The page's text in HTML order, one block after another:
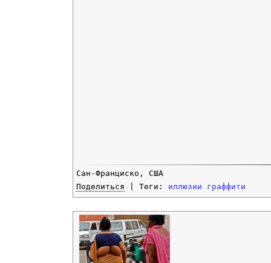
Сан-Франциско, США
Поделиться | Теги: иллюзии граффити